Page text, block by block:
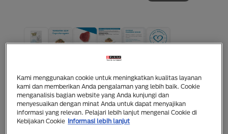
Fancy Feast Inspirations Tuna Courgette
Wholegrain Rice
Makanan Basah Dewasa (1 - 7)
Fancy Feast Inspirations Tuna Courgette Wholegrain
Kami menggunakan cookie untuk meningkatkan kualitas layanan
kami dan memberikan Anda pengalaman yang lebih baik. Cookie
menganalisis bagian website yang Anda kunjungi dan
menyesuaikan dengan minat Anda untuk dapat menyajikan
informasi yang relevan. Pelajari lebih lanjut mengenai Cookie di
Kebijakan Cookie
Informasi lebih lanjut